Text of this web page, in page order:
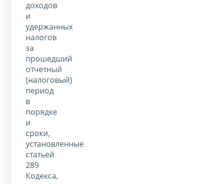
доходов
и
удержанных
налогов
за
прошедший
отчетный
(налоговый)
период
в
порядке
и
сроки,
установленные
статьей
289
Кодекса,